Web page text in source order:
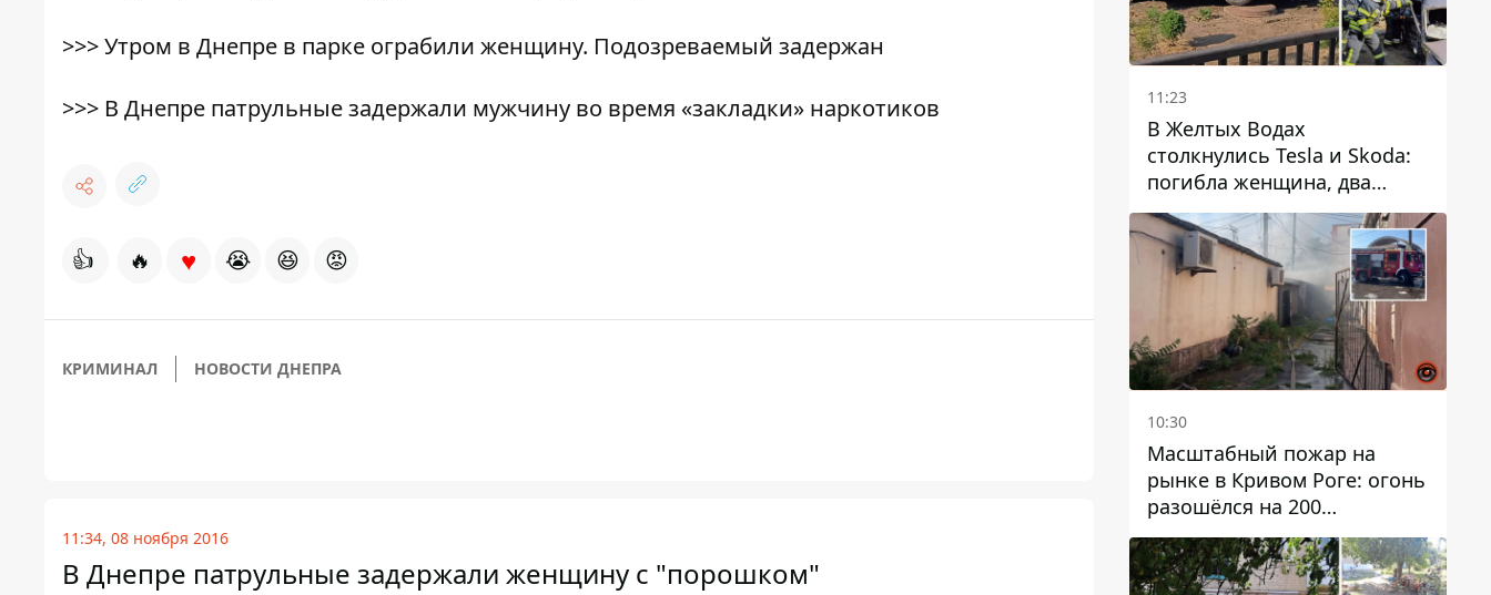
>>>Утром в Днепре в парке ограбили женщину. Подозреваемый задержан
>>> В Днепре патрульные задержали мужчину во время «закладки» наркотиков
👍 🔥 ♥ 😭 😆 😡
КРИМИНАЛ НОВОСТИ ДНЕПРА
11:34, 08 ноября 2016
В Днепре патрульные задержали женщину с "порошком"
11:23
В Желтых Водах
столкнулись Tesla и Skoda:
погибла женщина, два
человека пострадали
10:30
Масштабный пожар на
рынке в Кривом Роге: огонь
разошёлся на 200
квадратных метров